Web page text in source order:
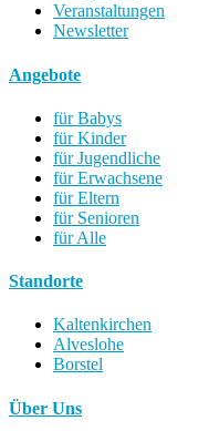
Veranstaltungen
Newsletter
Angebote
für Babys
für Kinder
für Jugendliche
für Erwachsene
für Eltern
für Senioren
für Alle
Standorte
Kaltenkirchen
Alveslohe
Borstel
Über Uns